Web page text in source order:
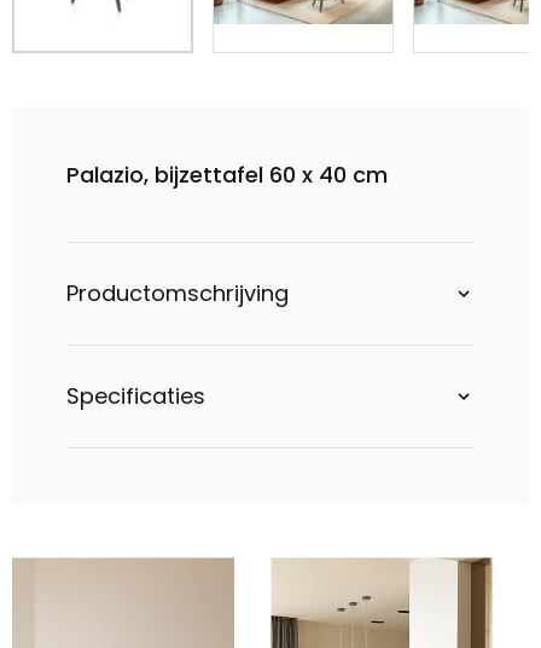
Palazio, bijzettafel 60 x 40 cm
Productomschrijving
Specificaties